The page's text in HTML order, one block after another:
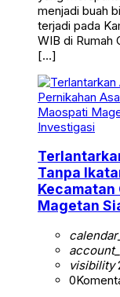
menjadi buah
terjadi pada
WIB di Rumah
[…]
Investigasi
Tanpa
Kecamatan
Magetan
visibility
0